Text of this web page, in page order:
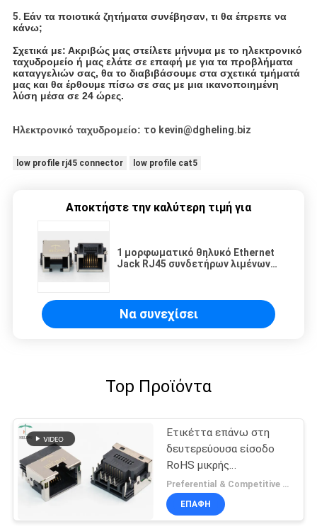
5. Εάν τα ποιοτικά ζητήματα συνέβησαν, τι θα έπρεπε να
κάνω;
Σχετικά με: Ακριβώς μας στείλετε μήνυμα με το ηλεκτρονικό
ταχυδρομείο ή μας ελάτε σε επαφή με για τα προβλήματα
καταγγελιών σας, θα το διαβιβάσουμε στα σχετικά τμήματά
μας και θα έρθουμε πίσω σε σας με μια ικανοποιημένη
λύση μέσα σε 24 ώρες.
Ηλεκτρονικό ταχυδρομείο: το kevin@dgheling.biz
low profile rj45 connector low profile cat5
Αποκτήστε την καλύτερη τιμή για
1 μορφωματικό θηλυκό Ethernet
Jack RJ45 συνδετήρων λιμένων
Να συνεχίσει
Top Προϊόντα
Ετικέττα επάνω στη
δευτερεύουσα είσοδο
RoHS μικρής
ακτινοβολίας
συνδετήρων 1x1 8P8C
RJ45 υποχωρητικό
Preferential & Competitive MOQ:3000
ΕΠΑΦΉ